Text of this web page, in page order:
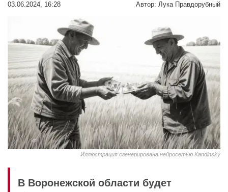
03.06.2024, 16:28 Автор: Лука Правдорубный
Иллюстрация сгенерирована нейросетью Kandinsky
В Воронежской области будет